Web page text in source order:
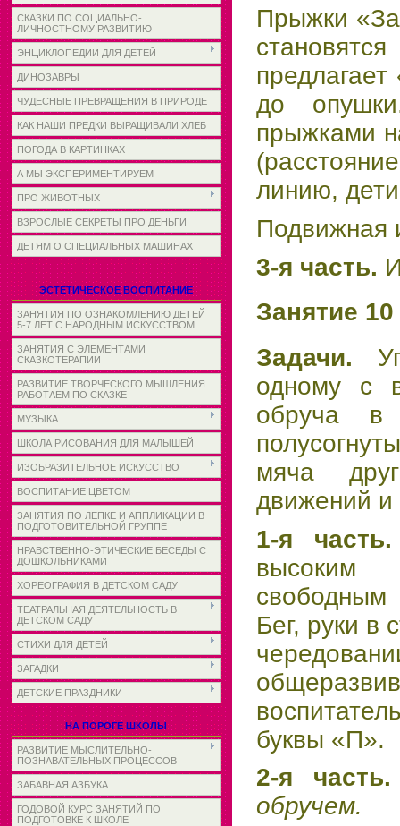
СКАЗКИ ПО СОЦИАЛЬНО-
ЛИЧНОСТНОМУ РАЗВИТИЮ
ЭНЦИКЛОПЕДИИ ДЛЯ ДЕТЕЙ
ДИНОЗАВРЫ
ЧУДЕСНЫЕ ПРЕВРАЩЕНИЯ В ПРИРОДЕ
КАК НАШИ ПРЕДКИ ВЫРАЩИВАЛИ ХЛЕБ
ПОГОДА В КАРТИНКАХ
А МЫ ЭКСПЕРИМЕНТИРУЕМ
ПРО ЖИВОТНЫХ
ВЗРОСЛЫЕ СЕКРЕТЫ ПРО ДЕНЬГИ
ДЕТЯМ О СПЕЦИАЛЬНЫХ МАШИНАХ
ЭСТЕТИЧЕСКОЕ ВОСПИТАНИЕ
ЗАНЯТИЯ ПО ОЗНАКОМЛЕНИЮ ДЕТЕЙ
5-7 ЛЕТ С НАРОДНЫМ ИСКУССТВОМ
ЗАНЯТИЯ С ЭЛЕМЕНТАМИ
СКАЗКОТЕРАПИИ
РАЗВИТИЕ ТВОРЧЕСКОГО МЫШЛЕНИЯ.
РАБОТАЕМ ПО СКАЗКЕ
МУЗЫКА
ШКОЛА РИСОВАНИЯ ДЛЯ МАЛЫШЕЙ
ИЗОБРАЗИТЕЛЬНОЕ ИСКУССТВО
ВОСПИТАНИЕ ЦВЕТОМ
ЗАНЯТИЯ ПО ЛЕПКЕ И АППЛИКАЦИИ В
ПОДГОТОВИТЕЛЬНОЙ ГРУППЕ
НРАВСТВЕННО-ЭТИЧЕСКИЕ БЕСЕДЫ С
ДОШКОЛЬНИКАМИ
ХОРЕОГРАФИЯ В ДЕТСКОМ САДУ
ТЕАТРАЛЬНАЯ ДЕЯТЕЛЬНОСТЬ В
ДЕТСКОМ САДУ
СТИХИ ДЛЯ ДЕТЕЙ
ЗАГАДКИ
ДЕТСКИЕ ПРАЗДНИКИ
НА ПОРОГЕ ШКОЛЫ
РАЗВИТИЕ МЫСЛИТЕЛЬНО-
ПОЗНАВАТЕЛЬНЫХ ПРОЦЕССОВ
ЗАБАВНАЯ АЗБУКА
ГОДОВОЙ КУРС ЗАНЯТИЙ ПО
ПОДГОТОВКЕ К ШКОЛЕ
Прыжки
до
прыжками
линию,
Подвижная
3-я часть.
Занятие 10
Задачи.
одному с
обруча в
мяча
движений и
1-я
высоким
Бег, руки в
буквы «П».
2-я
обручем.